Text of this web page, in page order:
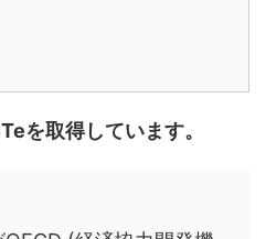
を取得しています。